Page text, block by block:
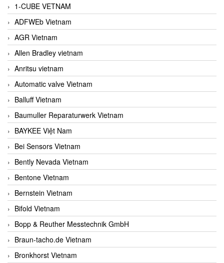
1-CUBE VETNAM
ADFWEb Vietnam
AGR Vietnam
Allen Bradley vietnam
Anritsu vietnam
Automatic valve Vietnam
Balluff Vietnam
Baumuller Reparaturwerk Vietnam
BAYKEE Việt Nam
Bei Sensors Vietnam
Bently Nevada Vietnam
Bentone Vietnam
Bernstein Vietnam
Bifold Vietnam
Bopp & Reuther Messtechnik GmbH
Braun-tacho.de Vietnam
Bronkhorst Vietnam